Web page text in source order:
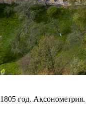
год. Аксонометрия.